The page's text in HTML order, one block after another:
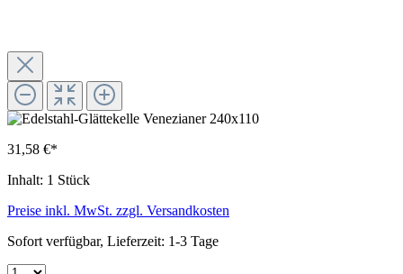
31,58 €*
Inhalt: 1 Stück
Preise inkl. MwSt. zzgl. Versandkosten
Sofort verfügbar, Lieferzeit: 1-3 Tage